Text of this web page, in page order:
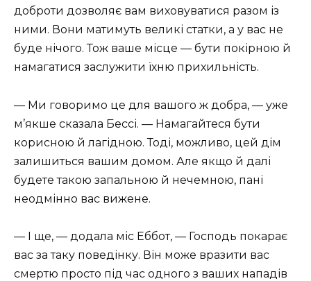
доброти дозволяє вам виховуватися разом із
ними. Вони матимуть великі статки, а у вас не
буде нічого. Тож ваше місце — бути покірною й
намагатися заслужити їхню прихильність.
— Ми говоримо це для вашого ж добра, — уже
м’якше сказала Бессі. — Намагайтеся бути
корисною й лагідною. Тоді, можливо, цей дім
залишиться вашим домом. Але якщо й далі
будете такою запальною й нечемною, пані
неодмінно вас вижене.
— І ще, — додала міс Еббот, — Господь покарає
вас за таку поведінку. Він може вразити вас
смертю просто під час одного з ваших нападів